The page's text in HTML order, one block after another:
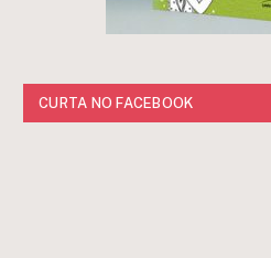
CURTA NO FACEBOOK